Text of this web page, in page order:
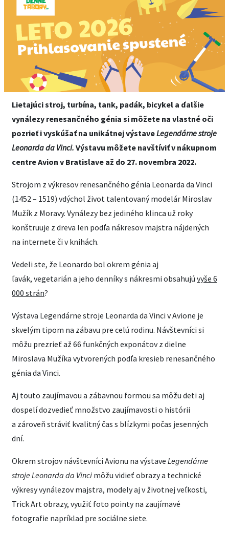
Lietajúci stroj, turbína, tank, padák, bicykel a ďalšie
vynálezy renesančného génia si môžete na vlastné oči
pozrieť i vyskúšať na unikátnej výstaveLegendárne stroje
Leonarda da Vinci. Výstavu môžete navštíviť v nákupnom
centre Avion v Bratislave až do 27. novembra 2022.
Strojom z výkresov renesančného génia Leonarda da Vinci
(1452 – 1519) vdýchol život talentovaný modelár Miroslav
Mužík z Moravy. Vynálezy bez jediného klinca už roky
konštruuje z dreva len podľa nákresov majstra nájdených
na internete či v knihách.
Vedeli ste, že Leonardo bol okrem génia aj
ľavák, vegetarián a jeho denníky s nákresmi obsahujú vyše 6
000 strán?
Výstava Legendárne stroje Leonarda da Vinci v Avione je
skvelým tipom na zábavu pre celú rodinu. Návštevníci si
môžu prezrieť až 66 funkčných exponátov z dielne
Miroslava Mužíka vytvorených podľa kresieb renesančného
génia da Vinci.
Aj touto zaujímavou a zábavnou formou sa môžu deti aj
dospelí dozvedieť množstvo zaujímavosti o histórii
a zároveň stráviť kvalitný čas s blízkymi počas jesenných
dní.
Okrem strojov návštevníci Avionu na výstave Legendárne
stroje Leonarda da Vinci môžu vidieť obrazy a technické
výkresy vynálezov majstra, modely aj v životnej veľkosti,
Trick Art obrazy, využiť foto pointy na zaujímavé
fotografie napríklad pre sociálne siete.